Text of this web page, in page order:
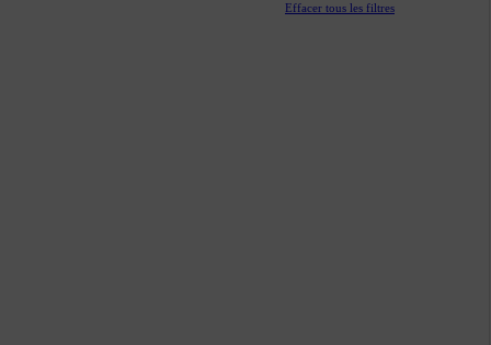
Effacer tous les filtres